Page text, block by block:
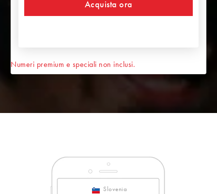
Acquista ora
Numeri premium e speciali non inclusi.
Slovenia